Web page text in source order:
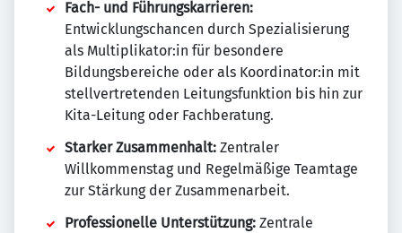
Fach- und Führungskarrieren:
Entwicklungschancen durch Spezialisierung
als Multiplikator:in für besondere
Bildungsbereiche oder als Koordinator:in mit
stellvertretenden Leitungsfunktion bis hin zur
Kita-Leitung oder Fachberatung.
Starker Zusammenhalt: Zentraler
Willkommenstag und Regelmäßige Teamtage
zur Stärkung der Zusammenarbeit.
Professionelle Unterstützung: Zentrale